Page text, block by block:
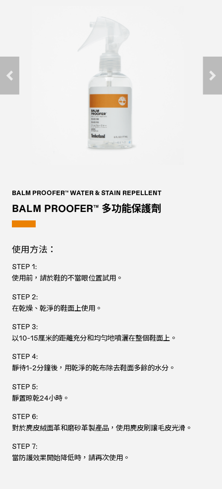
BALM PROOFER™ WATER & STAIN REPELLENT
BALM PROOFER™ 多功能保護劑
使用方法：
STEP 1:
使用前，請於鞋的不當眼位置試用。
STEP 2:
在乾燥、乾淨的鞋面上使用。
STEP 3:
以10-15厘米的距離充分和均勻地噴灑在整個鞋面上。
STEP 4:
靜待1-2分鐘後，用乾淨的乾布除去鞋面多餘的水分。
STEP 5:
靜置晾乾24小時。
STEP 6:
對於麂皮絨面革和磨砂革製產品，使用麂皮刷讓毛皮光滑。
STEP 7:
當防護效果開始降低時，請再次使用。